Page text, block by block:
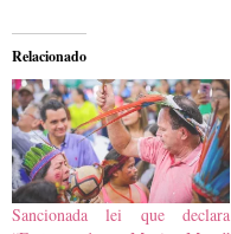
Relacionado
Sancionada lei que declara